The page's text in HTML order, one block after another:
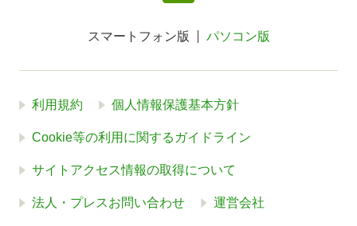
スマートフォン版 パソコン版
利用規約 個人情報保護基本方針
Cookie等の利用に関するガイドライン
サイトアクセス情報の取得について
法人・プレスお問い合わせ 運営会社